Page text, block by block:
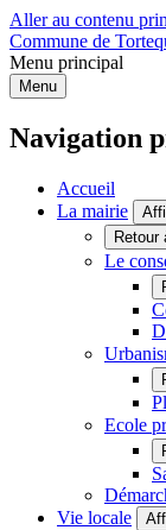
Aller au contenu
Commune de
Menu principal
Menu
Navigation
Accueil
La mairie
Retour
Le
Ecole
Vie locale